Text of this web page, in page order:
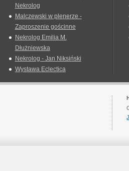
Nekrolog
Malczewski w plenerze -
Zaproszenie gościnne
Nekrolog Emilia M.
Dłużniewska
Nekrolog - Jan Niksiński
Wystawa Eclectica